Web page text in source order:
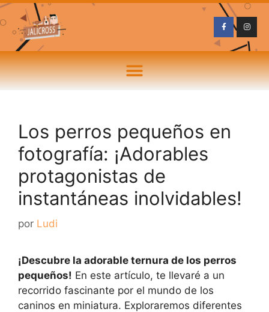
Los perros pequeños en
fotografía: ¡Adorables
protagonistas de
instantáneas inolvidables!
por Ludi
¡Descubre la adorable ternura de los perros
pequeños! En este artículo, te llevaré a un
recorrido fascinante por el mundo de los
caninos en miniatura. Exploraremos diferentes